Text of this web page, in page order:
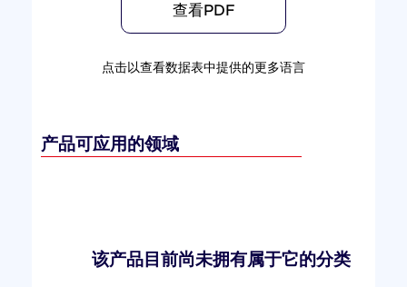
查看PDF
点击以查看数据表中提供的更多语言
产品可应用的领域
该产品目前尚未拥有属于它的分类